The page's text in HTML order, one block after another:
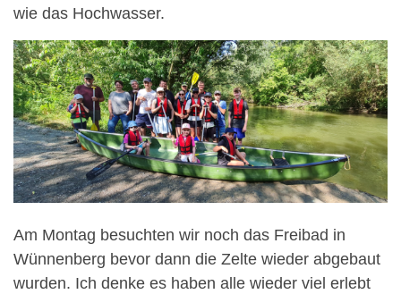
wie das Hochwasser.
Am Montag besuchten wir noch das Freibad in
Wünnenberg bevor dann die Zelte wieder abgebaut
wurden. Ich denke es haben alle wieder viel erlebt